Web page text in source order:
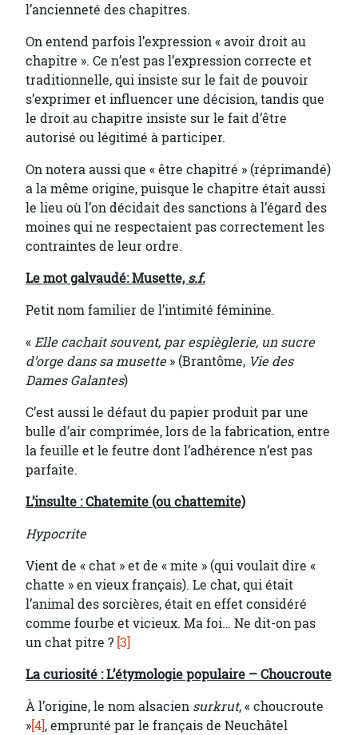
l’ancienneté des chapitres.
On entend parfois l’expression « avoir droit au
chapitre ». Ce n’est pas l’expression correcte et
traditionnelle, qui insiste sur le fait de pouvoir
s’exprimer et influencer une décision, tandis que
le droit au chapitre insiste sur le fait d’être
autorisé ou légitimé à participer.
On notera aussi que « être chapitré » (réprimandé)
a la même origine, puisque le chapitre était aussi
le lieu où l’on décidait des sanctions à l’égard des
moines qui ne respectaient pas correctement les
contraintes de leur ordre.
Le mot galvaudé: Musette,s.f.
Petit nom familier de l’intimité féminine.
«Elle cachait souvent, par espièglerie, un sucre
d’orge dans sa musette» (Brantôme, Vie des
Dames Galantes)
C’est aussi le défaut du papier produit par une
bulle d’air comprimée, lors de la fabrication, entre
la feuille et le feutre dont l’adhérence n’est pas
parfaite.
L’insulte : Chatemite (ou chattemite)
Hypocrite
Vient de « chat » et de « mite » (qui voulait dire «
chatte » en vieux français). Le chat, qui était
l’animal des sorcières, était en effet considéré
comme fourbe et vicieux. Ma foi… Ne dit-on pas
un chat pitre ? [3]
La curiosité : L’étymologie populaire – Choucroute
À l’origine, le nom alsacien surkrut, « choucroute
»[4], emprunté par le français de Neuchâtel